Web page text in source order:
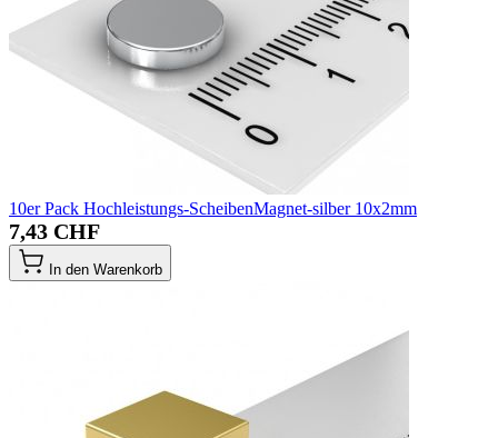
10er Pack Hochleistungs-ScheibenMagnet-silber 10x2mm
7,43 CHF
In den Warenkorb